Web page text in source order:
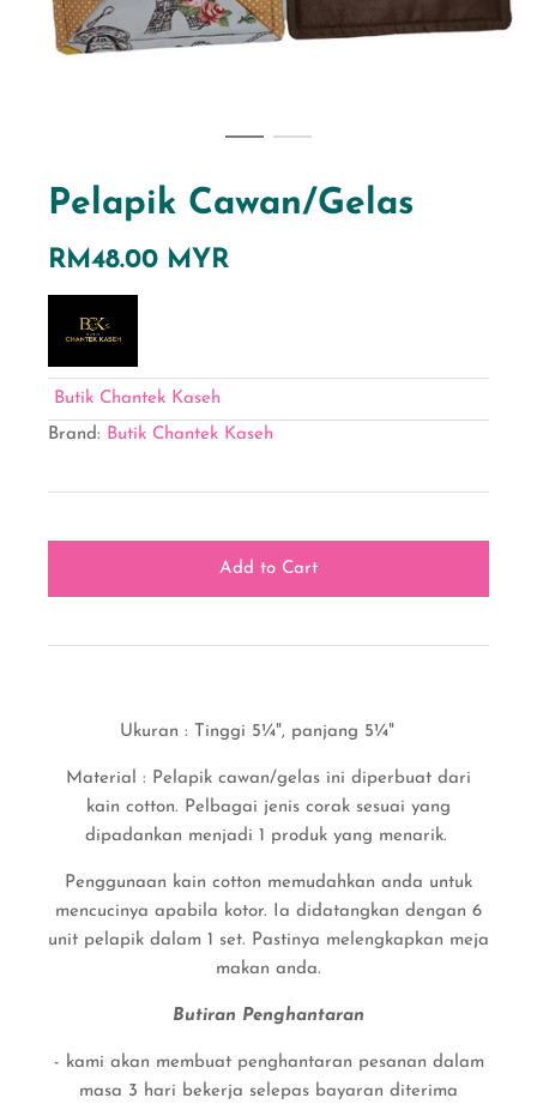
Pelapik Cawan/Gelas
RM48.00 MYR
Butik Chantek Kaseh
Brand: Butik Chantek Kaseh
Ukuran : Tinggi 5¼", panjang 5¼"
Material : Pelapik cawan/gelas ini diperbuat dari
kain cotton. Pelbagai jenis corak sesuai yang
dipadankan menjadi 1 produk yang menarik.
Penggunaan kain cotton memudahkan anda untuk
mencucinya apabila kotor. Ia didatangkan dengan 6
unit pelapik dalam 1 set. Pastinya melengkapkan meja
makan anda.
Butiran Penghantaran
- kami akan membuat penghantaran pesanan dalam
masa 3 hari bekerja selepas bayaran diterima